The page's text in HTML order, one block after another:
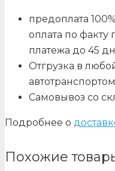
предоплата
оплата по факту
платежа до 45
Отгрузка в
Самовывоз со
Подробнее о
Похожие